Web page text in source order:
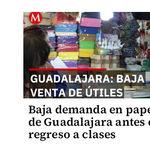
Baja demanda en
de Guadalajara antes
regreso a clases